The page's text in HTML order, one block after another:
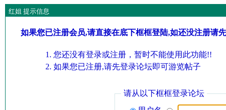
红姐 提示信息
如果您已注册会员,请直接在底下框框登陆,如还没注册请
您还没有登录或注册，暂时不能使用此功能!!
如果您已注册,请先登录论坛即可游览帖子
请从以下框框登录论坛